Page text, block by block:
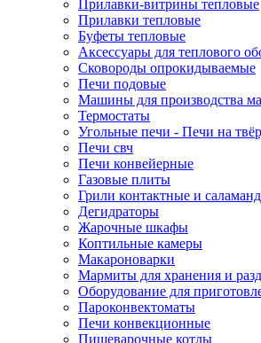
Прилавки-витрины тепловые
Прилавки тепловые
Буфеты тепловые
Аксессуары для теплового
Сковороды опрокидываемые
Печи подовые
Машины для производства
Термостаты
Угольные печи - Печи на
Печи свч
Печи конвейерные
Газовые плиты
Грили контактные и
Дегидраторы
Жарочные шкафы
Коптильные камеры
Макароноварки
Мармиты для хранения и
Оборудование для
Пароконвектоматы
Печи конвекционные
Пищеварочные котлы